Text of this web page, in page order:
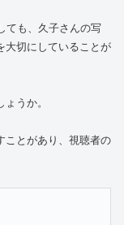
ても、久子さんの写
大切にしていることが
うか。
ことがあり、視聴者の